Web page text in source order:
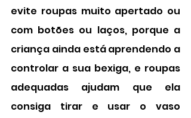
evite roupas muito apertado ou
com botões ou laços, porque a
criança ainda está aprendendo a
controlar a sua bexiga, e roupas
adequadas ajudam que ela
consiga tirar e usar o vaso